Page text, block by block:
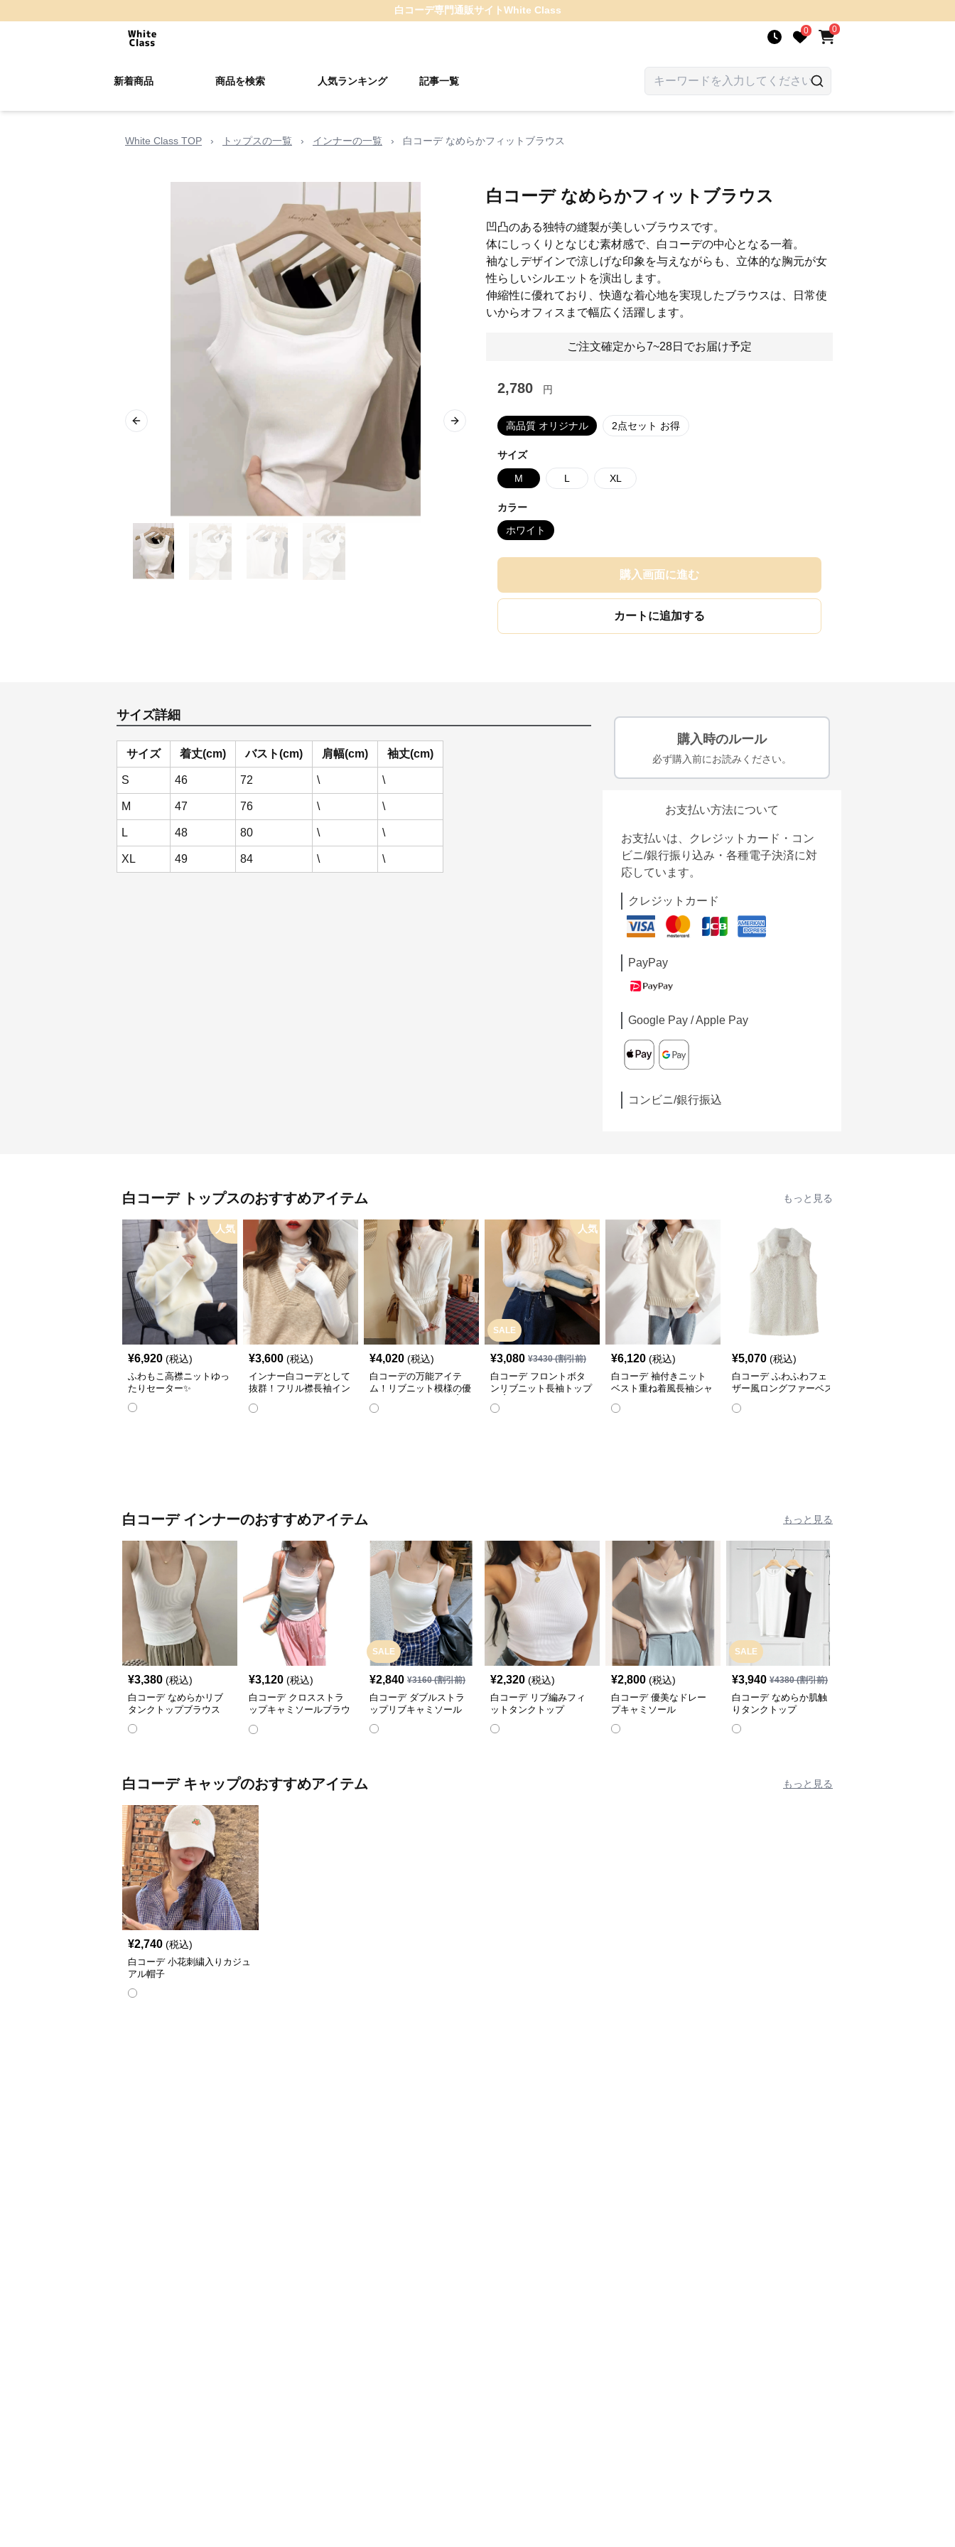
白コーデ専門通販サイトWhite Class
0 0
新着商品 商品を検索 人気ランキング 記事一覧
White Class TOP › トップスの一覧 › インナーの一覧 › 白コーデ なめらかフィットブラウス
Previous slide Next slide
白コーデ なめらかフィットブラウス
凹凸のある独特の縫製が美しいブラウスです。
体にしっくりとなじむ素材感で、白コーデの中心となる一着。
袖なしデザインで涼しげな印象を与えながらも、立体的な胸元が女
性らしいシルエットを演出します。
伸縮性に優れており、快適な着心地を実現したブラウスは、日常使
いからオフィスまで幅広く活躍します。
ご注文確定から7~28日でお届け予定
2,780 円
高品質 オリジナル 2点セット お得
サイズ
M L XL
カラー
ホワイト
購入画面に進む
カートに追加する
サイズ詳細
サイズ 着丈(cm) バスト(cm) 肩幅(cm) 袖丈(cm)
S 46 72 \ \
M 47 76 \ \
L 48 80 \ \
XL 49 84 \ \
購入時のルール
必ず購入前にお読みください。
お支払い方法について
お支払いは、クレジットカード・コン
ビニ/銀行振り込み・各種電子決済に対
応しています。
クレジットカード
PayPay
Google Pay / Apple Pay
コンビニ/銀行振込
白コーデ トップスのおすすめアイテム もっと見る
人気
¥6,920 (税込)
ふわもこ高襟ニットゆっ
たりセーター✨
¥3,600 (税込)
インナー白コーデとして
抜群！フリル襟長袖イン
¥4,020 (税込)
白コーデの万能アイテ
ム！リブニット模様の優
SALE
人気
¥3,080 ¥3430(割引前)
白コーデ フロントボタ
ンリブニット長袖トップ
¥6,120 (税込)
白コーデ 袖付きニット
ベスト重ね着風長袖シャ
¥5,070 (税込)
白コーデ ふわふわフェ
ザー風ロングファーベス
白コーデ インナーのおすすめアイテム もっと見る
¥3,380 (税込)
白コーデ なめらかリブ
タンクトップブラウス
¥3,120 (税込)
白コーデ クロスストラ
ップキャミソールブラウ
SALE
¥2,840 ¥3160(割引前)
白コーデ ダブルストラ
ップリブキャミソール
¥2,320 (税込)
白コーデ リブ編みフィ
ットタンクトップ
¥2,800 (税込)
白コーデ 優美なドレー
プキャミソール
SALE
¥3,940 ¥4380(割引前)
白コーデ なめらか肌触
りタンクトップ
白コーデ キャップのおすすめアイテム もっと見る
¥2,740 (税込)
白コーデ 小花刺繍入りカジュ
アル帽子